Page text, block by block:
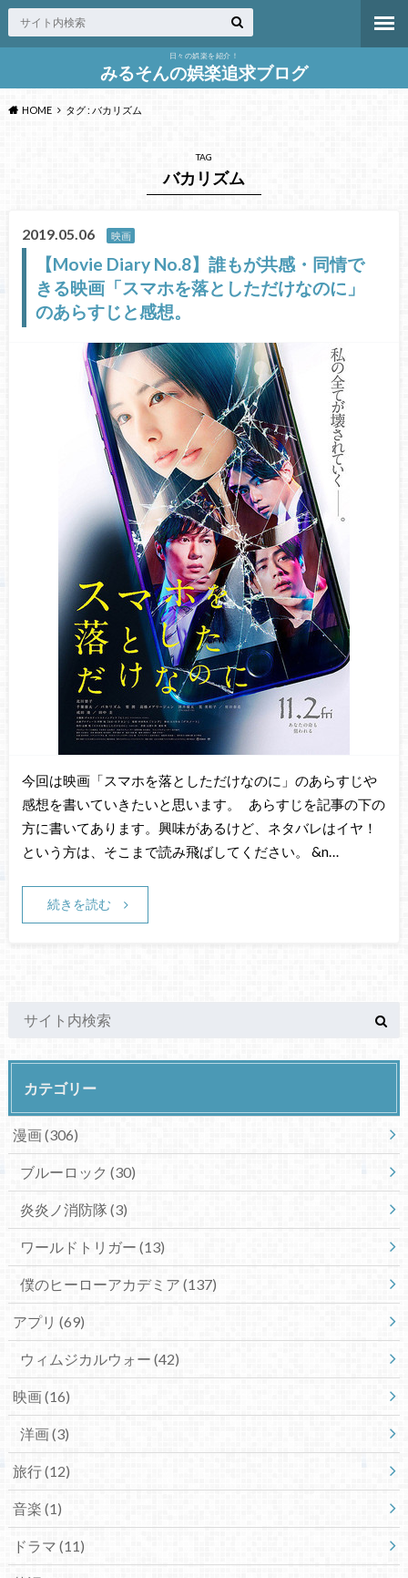
日々の娯楽を紹介！
みるそんの娯楽追求ブログ
HOME タグ : バカリズム
TAG
バカリズム
2019.05.06 映画
【Movie Diary No.8】誰もが共感・同情で
きる映画「スマホを落としただけなのに」
のあらすじと感想。
今回は映画「スマホを落としただけなのに」のあらすじや
感想を書いていきたいと思います。 あらすじを記事の下の
方に書いてあります。興味があるけど、ネタバレはイヤ！
という方は、そこまで読み飛ばしてください。 &n…
続きを読む
カテゴリー
漫画(306)
ブルーロック (30)
炎炎ノ消防隊(3)
ワールドトリガー (13)
僕のヒーローアカデミア (137)
アプリ (69)
ウィムジカルウォー (42)
映画(16)
洋画(3)
旅行(12)
音楽 (1)
ドラマ (11)